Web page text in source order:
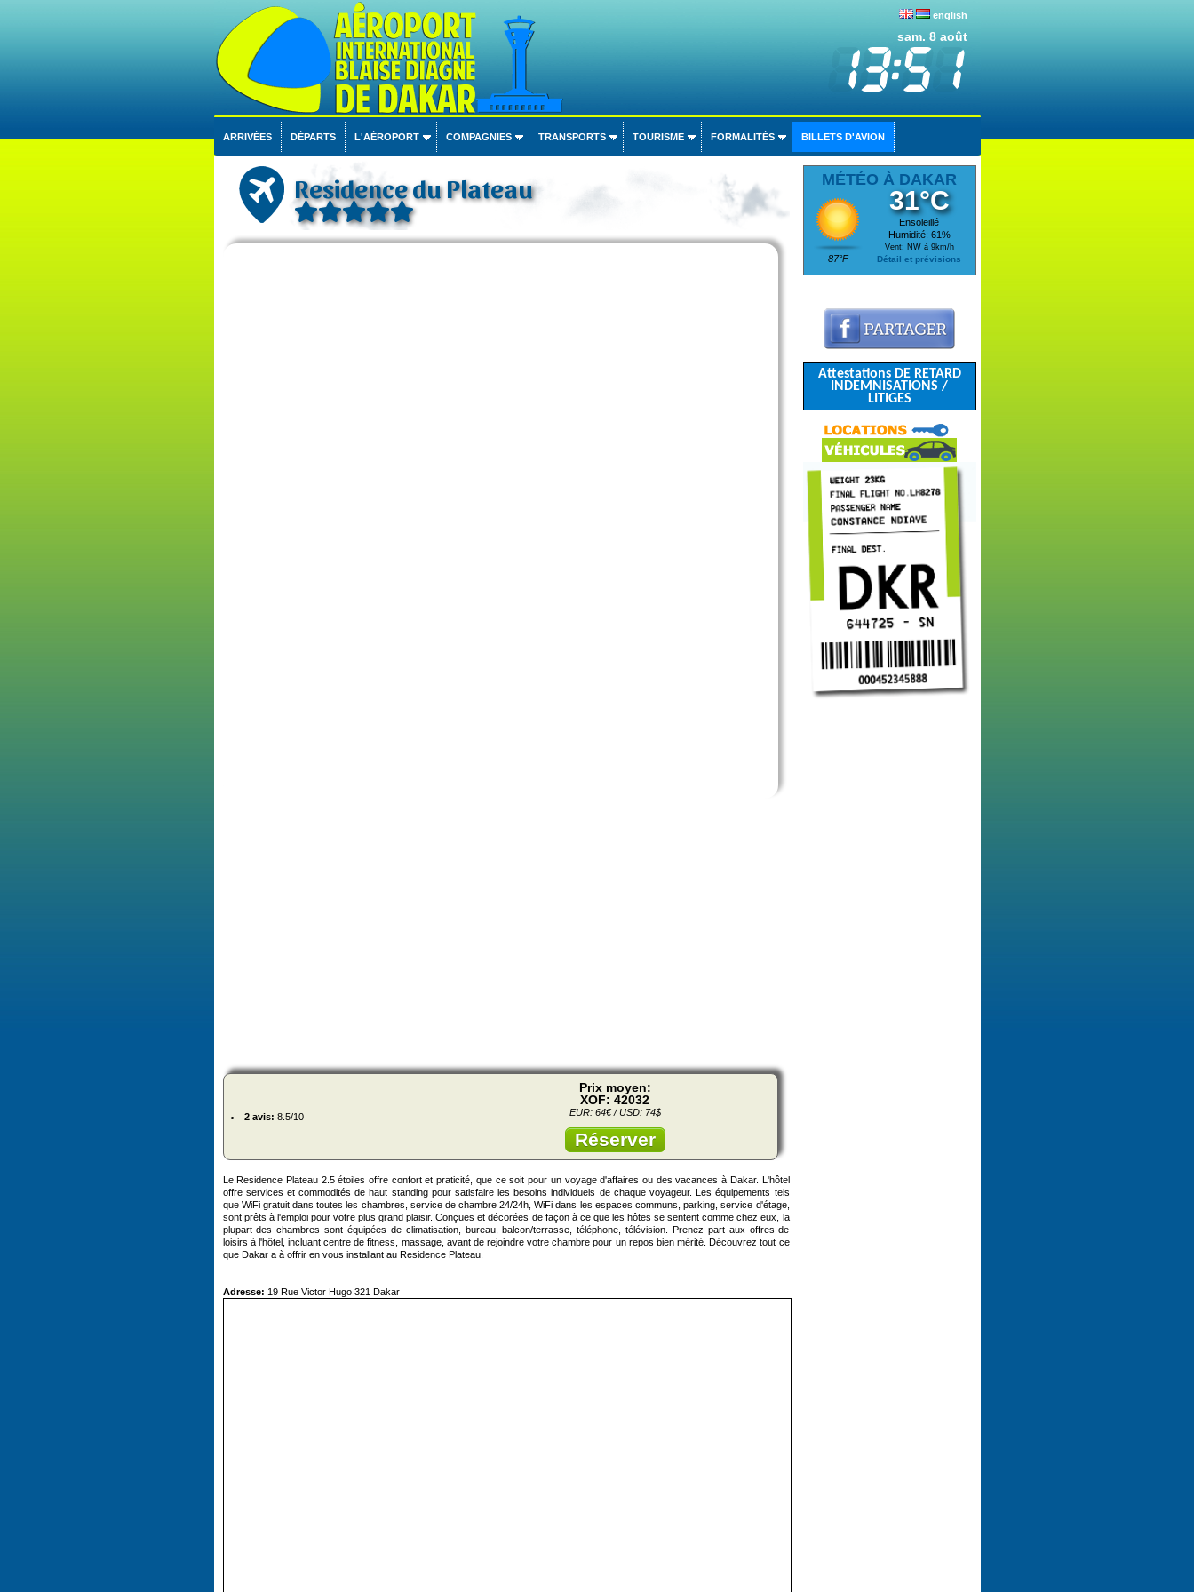
english
sam. 8 août
ARRIVÉES DÉPARTS L'AÉROPORT COMPAGNIES TRANSPORTS TOURISME FORMALITÉS BILLETS D'AVION
Residence du Plateau
2 avis: 8.5/10
Prix moyen:
XOF: 42032
EUR: 64€ / USD: 74$
Réserver
Le Residence Plateau 2.5 étoiles offre confort et praticité, que ce soit pour un voyage d'affaires ou des vacances à Dakar. L'hôtel
offre services et commodités de haut standing pour satisfaire les besoins individuels de chaque voyageur. Les équipements tels
que WiFi gratuit dans toutes les chambres, service de chambre 24/24h, WiFi dans les espaces communs, parking, service d'étage,
sont prêts à l'emploi pour votre plus grand plaisir. Conçues et décorées de façon à ce que les hôtes se sentent comme chez eux, la
plupart des chambres sont équipées de climatisation, bureau, balcon/terrasse, téléphone, télévision. Prenez part aux offres de
loisirs à l'hôtel, incluant centre de fitness, massage, avant de rejoindre votre chambre pour un repos bien mérité. Découvrez tout ce
que Dakar a à offrir en vous installant au Residence Plateau.
Adresse: 19 Rue Victor Hugo 321 Dakar
MÉTÉO À DAKAR
87°F
31°C
Ensoleillé
Humidité: 61%
Vent: NW à 9km/h
Détail et prévisions
Attestations DE RETARD
INDEMNISATIONS /
LITIGES